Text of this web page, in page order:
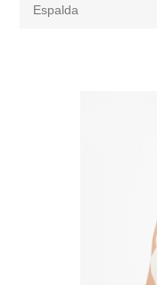
Espalda